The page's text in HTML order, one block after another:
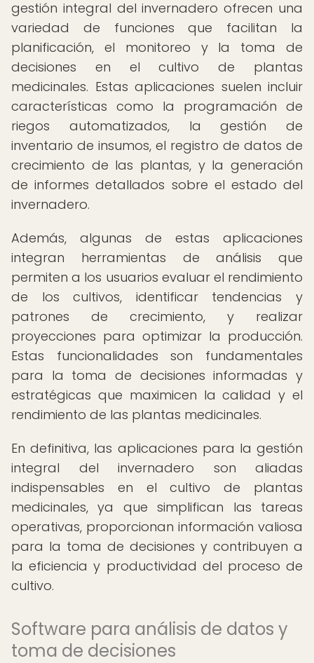
gestión integral del invernadero ofrecen una
variedad de funciones que facilitan la
planificación, el monitoreo y la toma de
decisiones en el cultivo de plantas
medicinales. Estas aplicaciones suelen incluir
características como la programación de
riegos automatizados, la gestión de
inventario de insumos, el registro de datos de
crecimiento de las plantas, y la generación
de informes detallados sobre el estado del
invernadero.
Además, algunas de estas aplicaciones
integran herramientas de análisis que
permiten a los usuarios evaluar el rendimiento
de los cultivos, identificar tendencias y
patrones de crecimiento, y realizar
proyecciones para optimizar la producción.
Estas funcionalidades son fundamentales
para la toma de decisiones informadas y
estratégicas que maximicen la calidad y el
rendimiento de las plantas medicinales.
En definitiva, las aplicaciones para la gestión
integral del invernadero son aliadas
indispensables en el cultivo de plantas
medicinales, ya que simplifican las tareas
operativas, proporcionan información valiosa
para la toma de decisiones y contribuyen a
la eficiencia y productividad del proceso de
cultivo.
Software para análisis de datos y
toma de decisiones